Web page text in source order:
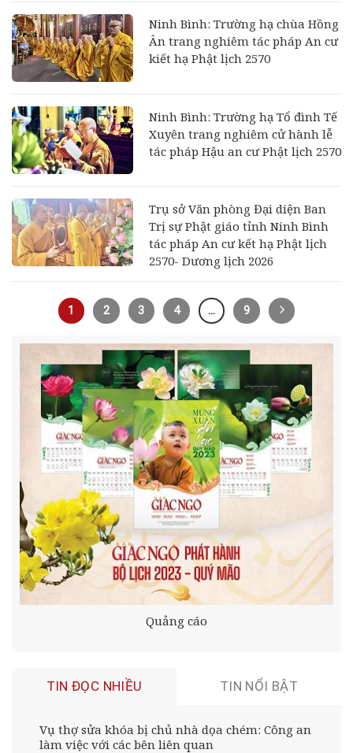
Ninh Bình: Trường hạ chùa Hồng
Ân trang nghiêm tác pháp An cư
kiết hạ Phật lịch 2570
Ninh Bình: Trường hạ Tổ đình Tế
Xuyên trang nghiêm cử hành lễ
tác pháp Hậu an cư Phật lịch 2570
Trụ sở Văn phòng Đại diện Ban
Trị sự Phật giáo tỉnh Ninh Bình
tác pháp An cư kết hạ Phật lịch
2570- Dương lịch 2026
1 2 3 4 … 9
Quảng cáo
TIN ĐỌC NHIỀU TIN NỔI BẬT
Vụ thợ sửa khóa bị chủ nhà dọa chém: Công an
làm việc với các bên liên quan